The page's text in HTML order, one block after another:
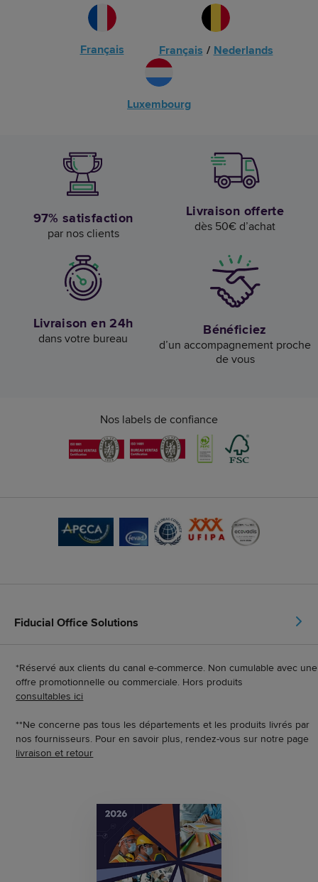
Français Français / Nederlands
Luxembourg
97% satisfaction
par nos clients
Livraison offerte
dès 50€ d’achat
Livraison en 24h
dans votre bureau Bénéficiez
d’un accompagnement proche
de vous
Nos labels de confiance
Fiducial Office Solutions
*Réservé aux clients du canal e-commerce. Non cumulable avec une
offre promotionnelle ou commerciale. Hors produits
consultables ici
**Ne concerne pas tous les départements et les produits livrés par
nos fournisseurs. Pour en savoir plus, rendez-vous sur notre page
livraison et retour